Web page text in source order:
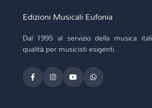
Edizioni Musicali Eufonia
Dal 1995 al servizio della musica
qualità per musicisti esigenti.